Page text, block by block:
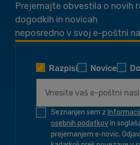
Prejemajte obvestila o novih
dogodkih in novicah
neposredno v svoj e-poštni
Razpisi Novice
Seznanjen sem z
osebnih podatkovin
prejemanjem e‑novic.